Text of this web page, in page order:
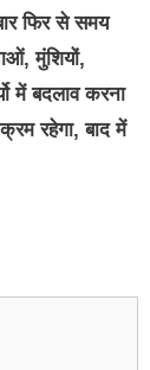
फिर से समय
मुंशियों,
में बदलाव करना
रहेगा, बाद में